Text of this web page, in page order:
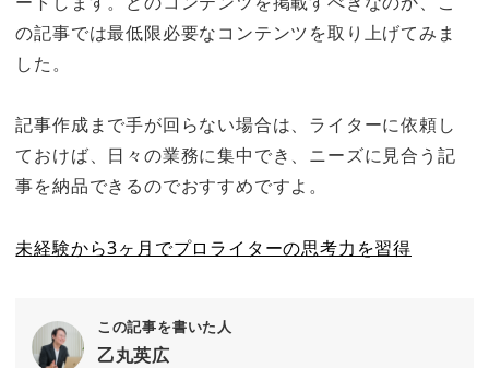
の記事では最低限必要なコンテンツを取り上げてみま
した。
記事作成まで手が回らない場合は、ライターに依頼し
ておけば、日々の業務に集中でき、ニーズに見合う記
事を納品できるのでおすすめですよ。
未経験から3ヶ月でプロライターの思考力を習得
この記事を書いた人
乙丸英広